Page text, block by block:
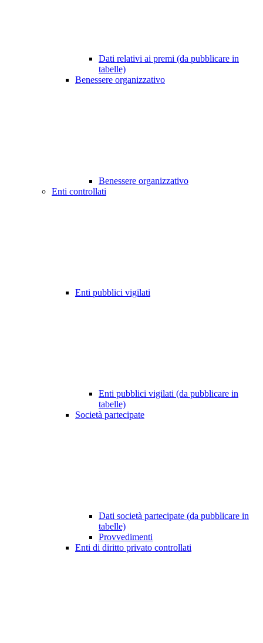
Dati relativi ai premi (da pubblicare in
tabelle)
Benessere organizzativo
Benessere organizzativo
Enti controllati
Enti pubblici vigilati
Enti pubblici vigilati (da pubblicare in
tabelle)
Società partecipate
Dati società partecipate (da pubblicare in
tabelle)
Provvedimenti
Enti di diritto privato controllati